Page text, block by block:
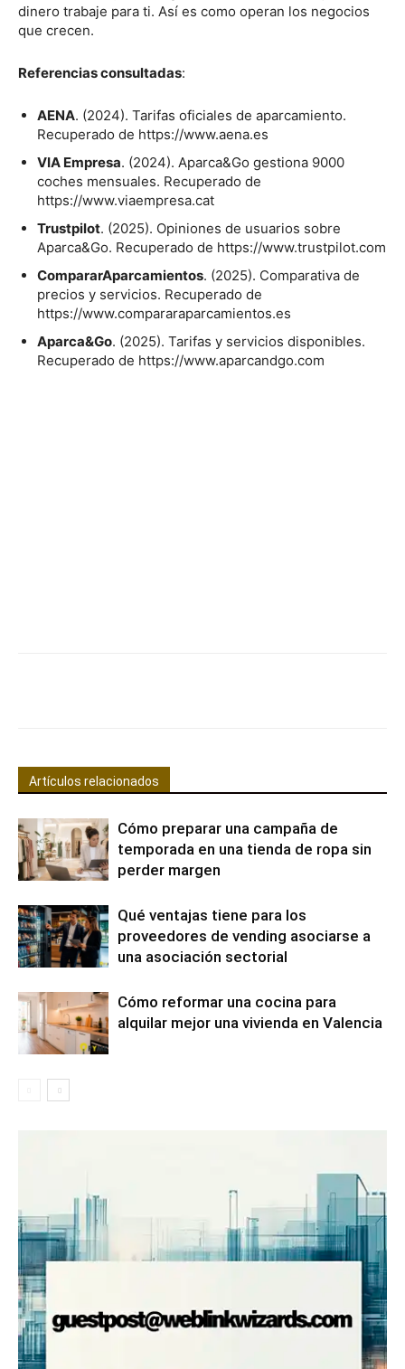
dinero trabaje para ti. Así es como operan los negocios
que crecen.
Referencias consultadas:
AENA. (2024). Tarifas oficiales de aparcamiento.
Recuperado de https://www.aena.es
VIA Empresa. (2024). Aparca&Go gestiona 9000
coches mensuales. Recuperado de
https://www.viaempresa.cat
Trustpilot. (2025). Opiniones de usuarios sobre
Aparca&Go. Recuperado de https://www.trustpilot.com
CompararAparcamientos. (2025). Comparativa de
precios y servicios. Recuperado de
https://www.compararaparcamientos.es
Aparca&Go. (2025). Tarifas y servicios disponibles.
Recuperado de https://www.aparcandgo.com
Artículos relacionados
Cómo preparar una campaña de
temporada en una tienda de ropa sin
perder margen
Qué ventajas tiene para los
proveedores de vending asociarse a
una asociación sectorial
Cómo reformar una cocina para
alquilar mejor una vivienda en Valencia